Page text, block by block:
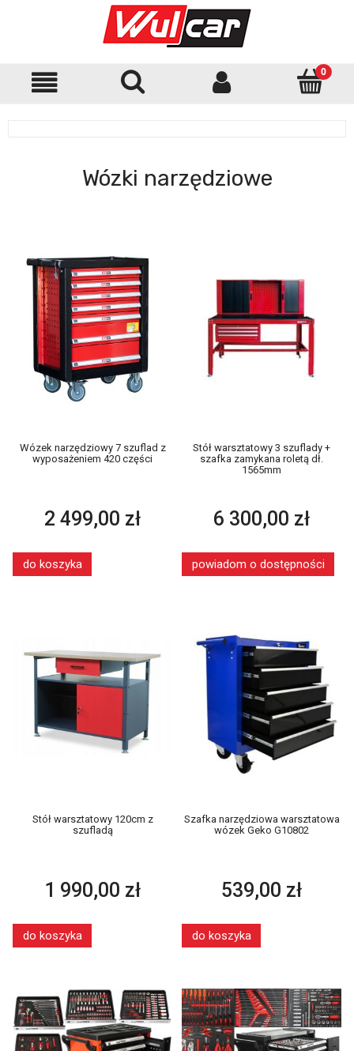
Wózki narzędziowe
Wózek narzędziowy 7 szuflad z
wyposażeniem 420 części
2 499,00 zł
do koszyka
Stół warsztatowy 3 szuflady +
szafka zamykana roletą dł.
1565mm
6 300,00 zł
powiadom o dostępności
Stół warsztatowy 120cm z
szufladą
1 990,00 zł
do koszyka
Szafka narzędziowa warsztatowa
wózek Geko G10802
539,00 zł
do koszyka